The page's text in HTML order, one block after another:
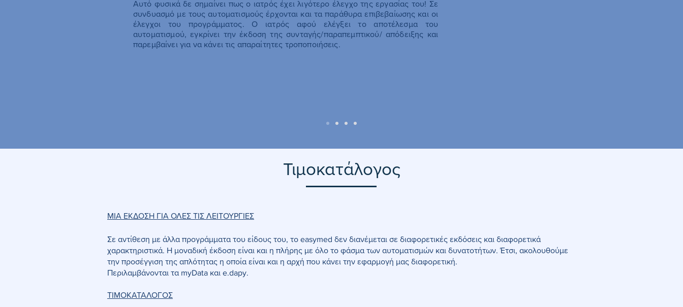
Αυτό φυσικά δε σημαίνει πως ο ιατρός έχει λιγότερο έλεγχο της εργασίας του! Σε
συνδυασμό με τους αυτοματισμούς έρχονται και τα παράθυρα επιβεβαίωσης και οι
έλεγχοι του προγράμματος. Ο ιατρός αφού ελέγξει το αποτέλεσμα του
αυτοματισμού, εγκρίνει την έκδοση της συνταγής/παραπεμπτικού/ απόδειξης και
παρεμβαίνει για να κάνει τις απαραίτητες τροποποιήσεις.
Τιμοκατάλογος
ΜΙΑ ΕΚΔΟΣΗ ΓΙΑ ΟΛΕΣ ΤΙΣ ΛΕΙΤΟΥΡΓΙΕΣ
Σε αντίθεση με άλλα προγράμματα του είδους του, το easymed δεν διανέμεται σε διαφορετικές εκδόσεις και διαφορετικά
χαρακτηριστικά. Η μοναδική έκδοση είναι και η πλήρης με όλο το φάσμα των αυτοματισμών και δυνατοτήτων. Έτσι, ακολουθούμε
την προσέγγιση της απλότητας η οποία είναι και η αρχή που κάνει την εφαρμογή μας διαφορετική.
Περιλαμβάνονται τα myData και e.dapy.
ΤΙΜΟΚΑΤΑΛΟΓΟΣ